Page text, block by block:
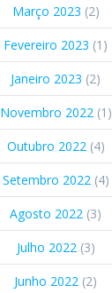
Março 2023 (2)
Fevereiro 2023 (1)
Janeiro 2023 (2)
Novembro 2022(1)
Outubro 2022(4)
Setembro 2022(4)
Agosto 2022 (3)
Julho 2022(3)
Junho 2022 (2)